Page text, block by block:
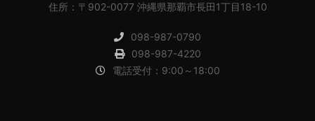
住所：〒902-0077 沖縄県那覇市長田1丁目18-10
098-987-0790
098-987-4220
電話受付：9:00～18:00